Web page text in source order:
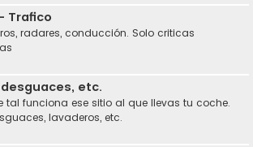
Trafico
radares, conducción. Solo criticas
etc.
tal funciona ese sitio al que llevas tu coche.
lavaderos, etc.